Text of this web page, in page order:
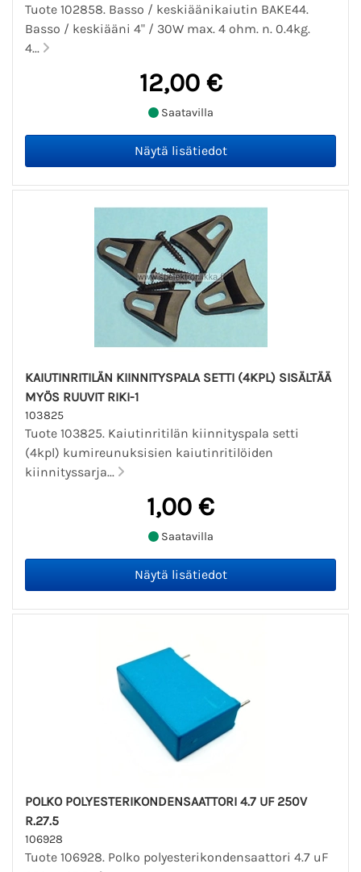
Tuote 102858. Basso / keskiäänikaiutin BAKE44.
Basso / keskiääni 4" / 30W max. 4 ohm. n. 0.4kg.
4...
12,00 €
Saatavilla
KAIUTINRITILÄN KIINNITYSPALA SETTI (4KPL) SISÄLTÄÄ
MYÖS RUUVIT RIKI-1
103825
Tuote 103825. Kaiutinritilän kiinnityspala setti
(4kpl) kumireunuksisien kaiutinritilöiden
kiinnityssarja...
1,00 €
Saatavilla
POLKO POLYESTERIKONDENSAATTORI 4.7 UF 250V
R.27.5
106928
Tuote 106928. Polko polyesterikondensaattori 4.7 uF